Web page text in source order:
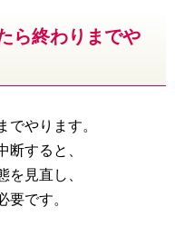
ら終わりまでや
でやります。
断すると、
を見直し、
要です。